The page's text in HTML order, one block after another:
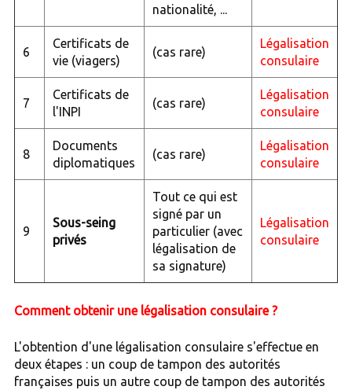
nationalité, ...
6
Certificats de
vie (viagers)
(cas rare)
Légalisation
consulaire
7
Certificats de
l'INPI
(cas rare)
Légalisation
consulaire
8
Documents
diplomatiques
(cas rare)
Légalisation
consulaire
9
Sous-seing
privés
Tout ce qui est
signé par un
particulier (avec
légalisation de
sa signature)
Légalisation
consulaire
Comment obtenir une légalisation consulaire ?
L'obtention d'une légalisation consulaire s'effectue en
deux étapes : un coup de tampon des autorités
françaises puis un autre coup de tampon des autorités